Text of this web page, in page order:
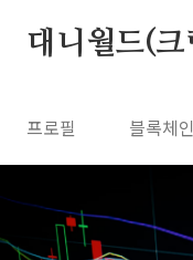
대니월드(
프로필 블록체